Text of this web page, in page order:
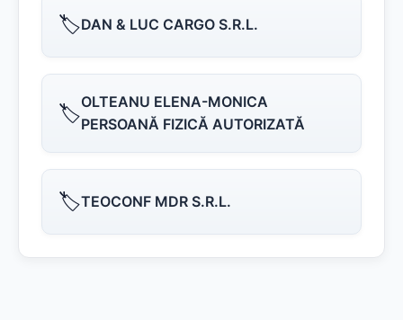
🏷️DAN & LUC CARGO S.R.L.
🏷️OLTEANU ELENA-MONICA
PERSOANĂ FIZICĂ AUTORIZATĂ
🏷️TEOCONF MDR S.R.L.